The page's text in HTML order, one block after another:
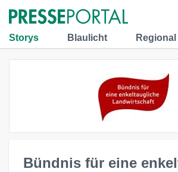
Storys Blaulicht Regional
Bündnis für eine